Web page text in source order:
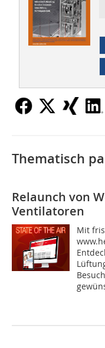
Thematisch
Relaunch von
Ventilatoren
Mit